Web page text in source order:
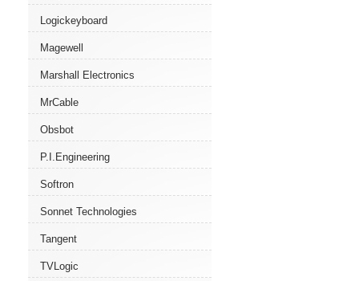
Logickeyboard
Magewell
Marshall Electronics
MrCable
Obsbot
P.I.Engineering
Softron
Sonnet Technologies
Tangent
TVLogic